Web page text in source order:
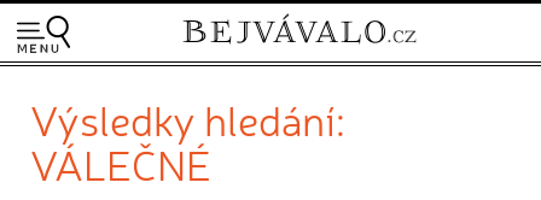
Výsledky hledání:
VÁLEČNÉ